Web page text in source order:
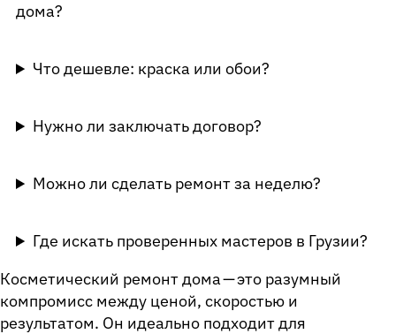
дома?
Что дешевле: краска или обои?
Нужно ли заключать договор?
Можно ли сделать ремонт за неделю?
Где искать проверенных мастеров в Грузии?
Косметический ремонт дома — это разумный
компромисс между ценой, скоростью и
результатом. Он идеально подходит для